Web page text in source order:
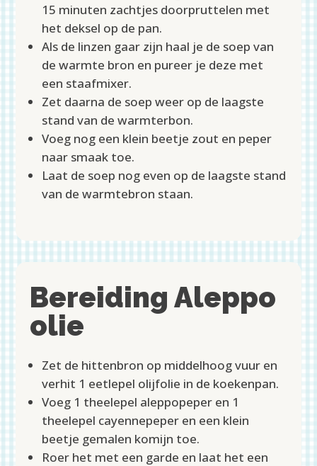
15 minuten zachtjes doorpruttelen met
het deksel op de pan.
Als de linzen gaar zijn haal je de soep van
de warmte bron en pureer je deze met
een staafmixer.
Zet daarna de soep weer op de laagste
stand van de warmterbon.
Voeg nog een klein beetje zout en peper
naar smaak toe.
Laat de soep nog even op de laagste stand
van de warmtebron staan.
Bereiding Aleppo
olie
Zet de hittenbron op middelhoog vuur en
verhit 1 eetlepel olijfolie in de koekenpan.
Voeg 1 theelepel aleppopeper en 1
theelepel cayennepeper en een klein
beetje gemalen komijn toe.
Roer het met een garde en laat het een